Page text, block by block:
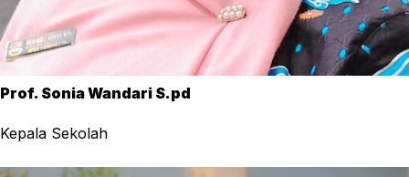
Prof. Sonia Wandari S.pd
Kepala Sekolah